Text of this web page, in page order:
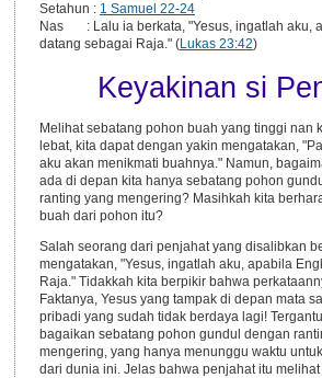
Setahun : 1 Samuel 22-24
Nas : Lalu ia berkata, "Yesus, ingatlah aku,
datang sebagai Raja." (Lukas 23:42)
Keyakinan si
Melihat sebatang pohon buah yang tinggi nan
lebat, kita dapat dengan yakin mengatakan,
aku akan menikmati buahnya." Namun,
ada di depan kita hanya sebatang pohon
ranting yang mengering? Masihkah kita
buah dari pohon itu?
Salah seorang dari penjahat yang disalibkan
mengatakan, "Yesus, ingatlah aku, apabila
Raja." Tidakkah kita berpikir bahwa
Faktanya, Yesus yang tampak di depan mata
pribadi yang sudah tidak berdaya lagi!
bagaikan sebatang pohon gundul dengan
mengering, yang hanya menunggu waktu
dari dunia ini. Jelas bahwa penjahat itu